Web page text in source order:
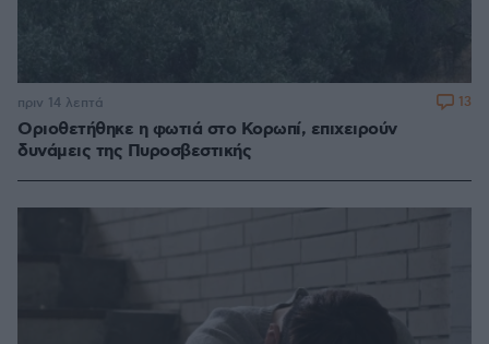
Οριοθετήθηκε η φωτιά στο Κορωπί, επιχειρούν
δυνάμεις της Πυροσβεστικής
πριν 14 λεπτά 13